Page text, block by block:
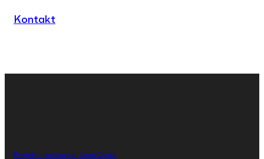
Kontakt
Projekt i realizacja: Less Code